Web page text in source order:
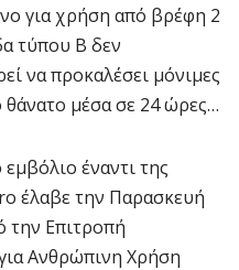
για χρήση από βρέφη 2
τύπου Β δεν
να προκαλέσει μόνιμες
θάνατο μέσα σε 24 ώρες…
έναντι της
έλαβε την Παρασκευή
Επιτροπή
Ανθρώπινη Χρήση